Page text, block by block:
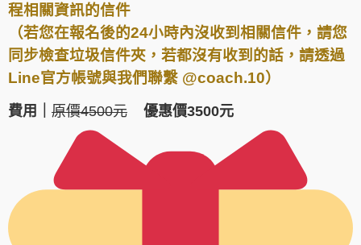
程相關資訊的信件
（若您在報名後的24小時內沒收到相關信件，請您
同步檢查垃圾信件夾，若都沒有收到的話，請透過
Line官方帳號與我們聯繫 @coach.10）
費用｜ 原價4500元 優惠價3500元